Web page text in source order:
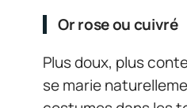
Or rose ou cuivré
Plus doux, plus
se marie